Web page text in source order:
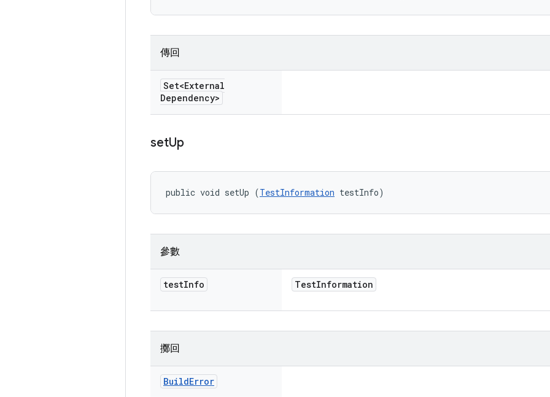
傳回
Set<External
Dependency>
setUp
public void setUp (TestInformation testInfo)
參數
testInfo TestInformation
擲回
BuildError